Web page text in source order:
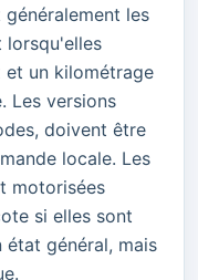
les
lorsqu'elles
un kilométrage
Les versions
doivent être
locale. Les
motorisées
si elles sont
général, mais